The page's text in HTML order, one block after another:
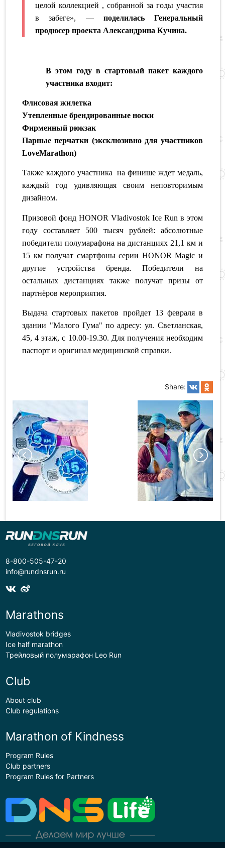
целой коллекцией , собранной за годы участия
в забеге», — поделилась Генеральный
продюсер проекта Александрина Кучина.
В этом году в стартовый пакет каждого
участника входит:
Флисовая жилетка
Утепленные брендированные носки
Фирменный рюкзак
Парные перчатки (эксклюзивно для участников
LoveMarathon)
Также каждого участника на финише ждет медаль,
каждый год удивляющая своим неповторимым
дизайном.
Призовой фонд HONOR Vladivostok Ice Run в этом
году составляет 500 тысяч рублей: абсолютные
победители полумарафона на дистанциях 21,1 км и
15 км получат смартфоны серии HONOR Magic и
другие устройства бренда. Победители на
остальных дистанциях также получат призы от
партнёров мероприятия.
Выдача стартовых пакетов пройдет 13 февраля в
здании "Малого Гума" по адресу: ул. Светланская,
45, 4 этаж, с 10.00-19.30. Для получения необходим
паспорт и оригинал медицинской справки.
Share:
8-800-505-47-20
info@rundnsrun.ru
Marathons
Vladivostok bridges
Ice half marathon
Трейловый полумарафон Leo Run
Club
About club
Club regulations
Marathon of Kindness
Program Rules
Club partners
Program Rules for Partners